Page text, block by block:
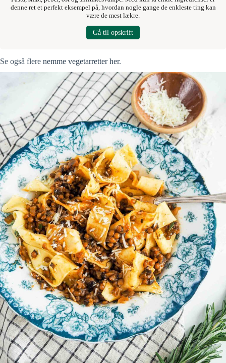
denne ret et perfekt eksempel på, hvordan nogle gange de enkleste ting kan
være de mest lækre.
Gå til opskrift
Se også flere nemme vegetarretter her.